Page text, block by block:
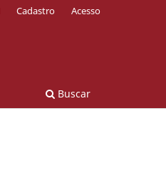
Buscar
Cadastro Acesso